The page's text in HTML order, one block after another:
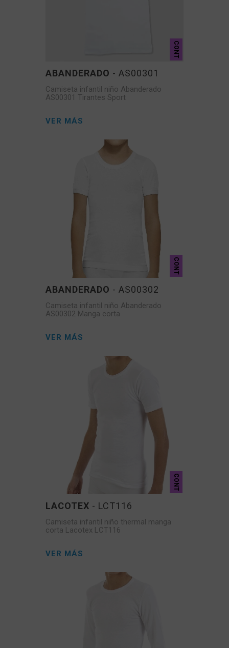
CONT
ABANDERADO - AS00301
Camiseta infantil niño Abanderado
AS00301 Tirantes Sport
VER MÁS
CONT
ABANDERADO - AS00302
Camiseta infantil niño Abanderado
AS00302 Manga corta
VER MÁS
CONT
LACOTEX - LCT116
Camiseta infantil niño thermal manga
corta Lacotex LCT116
VER MÁS